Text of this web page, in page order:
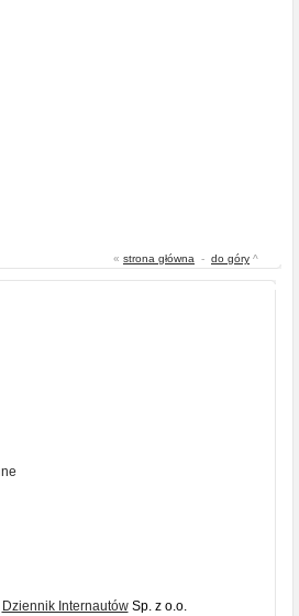
« strona główna - do góry ^
Dziennik InternautówSp. z o.o.